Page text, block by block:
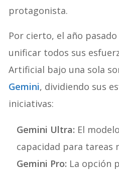
protagonista.
Por cierto, el año
unificar todos sus
Artificial bajo una sola
Gemini, dividiendo sus
iniciativas:
Gemini Ultra: El
capacidad para tareas
Gemini Pro: La opción